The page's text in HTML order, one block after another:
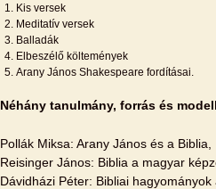
Kis versek
Meditatív versek
Balladák
Elbeszélő költemények
Arany János Shakespeare fordításai.
Néhány tanulmány, forrás és
Pollák Miksa: Arany János és a Biblia,
Reisinger János: Biblia a magyar
Dávidházi Péter: Bibliai